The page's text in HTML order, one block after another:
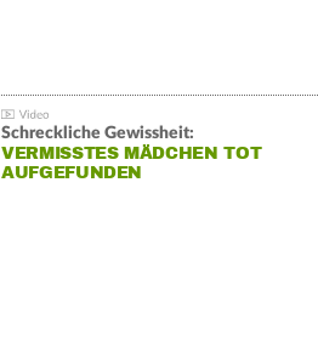
Schreckliche Gewissheit:
VERMISSTES MÄDCHEN TOT
AUFGEFUNDEN